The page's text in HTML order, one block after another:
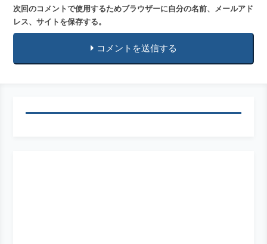
次回のコメントで使用するためブラウザーに自分の名前、メールアド
レス、サイトを保存する。
コメントを送信する